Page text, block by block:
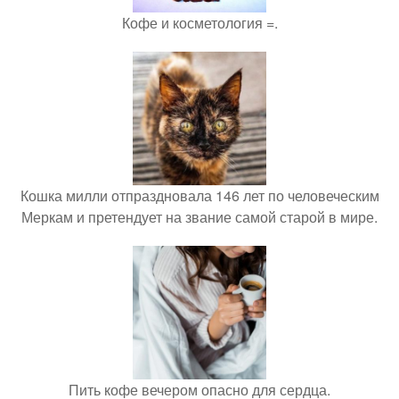
Кофе и косметология =.
Кошка милли отпраздновала 146 лет по человеческим
Меркам и претендует на звание самой старой в мире.
Пить кофе вечером опасно для сердца.